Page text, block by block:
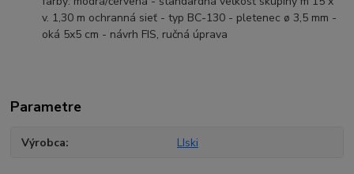
v. 1,30 m ochranná sieť - typ BC-130 - pletenec ø 3,5 mm -
oká 5x5 cm - návrh FIS, ručná úprava
Parametre
Výrobca LIski